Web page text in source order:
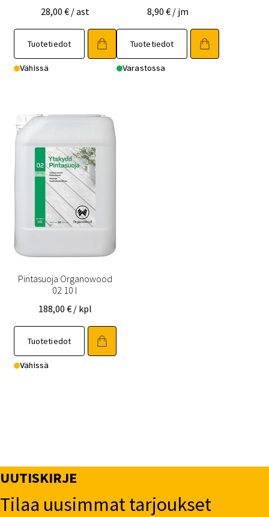
28,00 € / ast
Tuotetiedot
Vähissä
8,90€ / jm
Tuotetiedot
Varastossa
Pintasuoja Organowood
02 10 l
188,00 € / kpl
Tuotetiedot
Vähissä
UUTISKIRJE
Tilaa uusimmat tarjoukset